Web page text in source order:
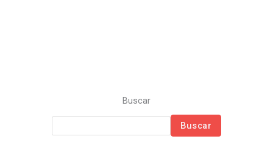
Buscar
Buscar